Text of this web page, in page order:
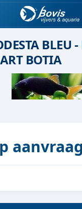
BLEU
BOTIA
aanvraag